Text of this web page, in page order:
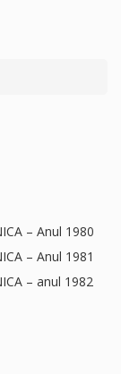
– Anul 1980
– Anul 1981
– anul 1982